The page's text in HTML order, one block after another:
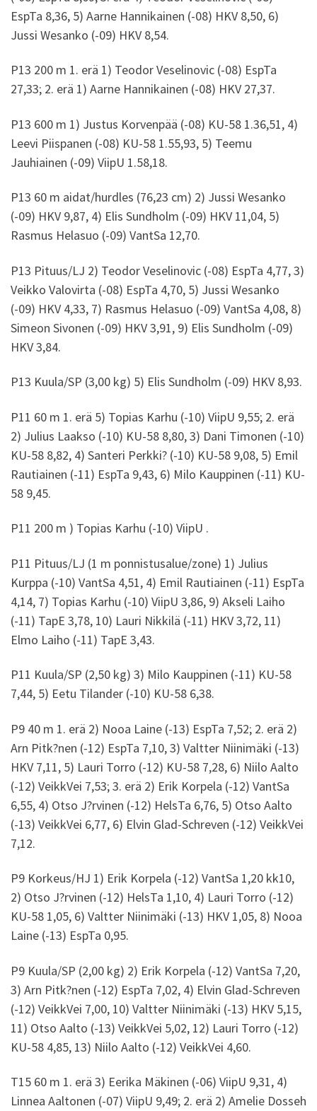
EspTa 8,36, 5) Aarne Hannikainen (-08) HKV 8,50, 6)
Jussi Wesanko (-09) HKV 8,54.
P13 200 m 1. erä 1) Teodor Veselinovic (-08) EspTa
27,33; 2. erä 1) Aarne Hannikainen (-08) HKV 27,37.
P13 600 m 1) Justus Korvenpää (-08) KU-58 1.36,51, 4)
Leevi Piispanen (-08) KU-58 1.55,93, 5) Teemu
Jauhiainen (-09) ViipU 1.58,18.
P13 60 m aidat/hurdles (76,23 cm) 2) Jussi Wesanko
(-09) HKV 9,87, 4) Elis Sundholm (-09) HKV 11,04, 5)
Rasmus Helasuo (-09) VantSa 12,70.
P13 Pituus/LJ 2) Teodor Veselinovic (-08) EspTa 4,77, 3)
Veikko Valovirta (-08) EspTa 4,70, 5) Jussi Wesanko
(-09) HKV 4,33, 7) Rasmus Helasuo (-09) VantSa 4,08, 8)
Simeon Sivonen (-09) HKV 3,91, 9) Elis Sundholm (-09)
HKV 3,84.
P13 Kuula/SP (3,00 kg) 5) Elis Sundholm (-09) HKV 8,93.
P11 60 m 1. erä 5) Topias Karhu (-10) ViipU 9,55; 2. erä
2) Julius Laakso (-10) KU-58 8,80, 3) Dani Timonen (-10)
KU-58 8,82, 4) Santeri Perkki? (-10) KU-58 9,08, 5) Emil
Rautiainen (-11) EspTa 9,43, 6) Milo Kauppinen (-11) KU-
58 9,45.
P11 200 m ) Topias Karhu (-10) ViipU .
P11 Pituus/LJ (1 m ponnistusalue/zone) 1) Julius
Kurppa (-10) VantSa 4,51, 4) Emil Rautiainen (-11) EspTa
4,14, 7) Topias Karhu (-10) ViipU 3,86, 9) Akseli Laiho
(-11) TapE 3,78, 10) Lauri Nikkilä (-11) HKV 3,72, 11)
Elmo Laiho (-11) TapE 3,43.
P11 Kuula/SP (2,50 kg) 3) Milo Kauppinen (-11) KU-58
7,44, 5) Eetu Tilander (-10) KU-58 6,38.
P9 40 m 1. erä 2) Nooa Laine (-13) EspTa 7,52; 2. erä 2)
Arn Pitk?nen (-12) EspTa 7,10, 3) Valtter Niinimäki (-13)
HKV 7,11, 5) Lauri Torro (-12) KU-58 7,28, 6) Niilo Aalto
(-12) VeikkVei 7,53; 3. erä 2) Erik Korpela (-12) VantSa
6,55, 4) Otso J?rvinen (-12) HelsTa 6,76, 5) Otso Aalto
(-13) VeikkVei 6,77, 6) Elvin Glad-Schreven (-12) VeikkVei
7,12.
P9 Korkeus/HJ 1) Erik Korpela (-12) VantSa 1,20 kk10,
2) Otso J?rvinen (-12) HelsTa 1,10, 4) Lauri Torro (-12)
KU-58 1,05, 6) Valtter Niinimäki (-13) HKV 1,05, 8) Nooa
Laine (-13) EspTa 0,95.
P9 Kuula/SP (2,00 kg) 2) Erik Korpela (-12) VantSa 7,20,
3) Arn Pitk?nen (-12) EspTa 7,02, 4) Elvin Glad-Schreven
(-12) VeikkVei 7,00, 10) Valtter Niinimäki (-13) HKV 5,15,
11) Otso Aalto (-13) VeikkVei 5,02, 12) Lauri Torro (-12)
KU-58 4,85, 13) Niilo Aalto (-12) VeikkVei 4,60.
T15 60 m 1. erä 3) Eerika Mäkinen (-06) ViipU 9,31, 4)
Linnea Aaltonen (-07) ViipU 9,49; 2. erä 2) Amelie Dosseh